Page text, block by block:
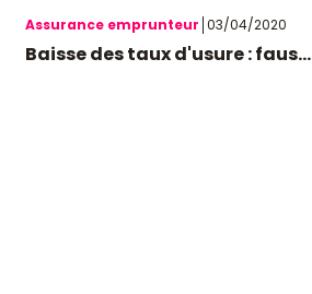
Assurance emprunteur 03/04/2020
Baisse des taux d'usure : faus...